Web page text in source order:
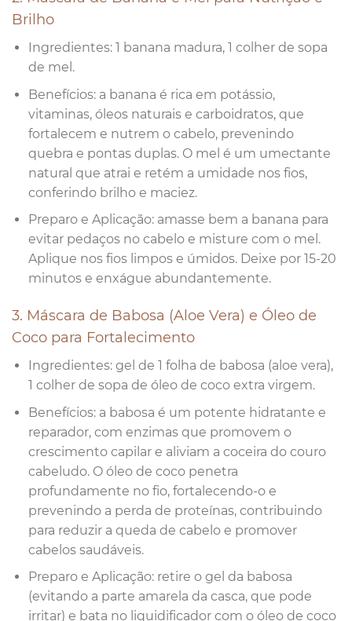
Brilho
Ingredientes: 1 banana madura, 1 colher de sopa
de mel.
Benefícios: a banana é rica em potássio,
vitaminas, óleos naturais e carboidratos, que
fortalecem e nutrem o cabelo, prevenindo
quebra e pontas duplas. O mel é um umectante
natural que atrai e retém a umidade nos fios,
conferindo brilho e maciez.
Preparo e Aplicação: amasse bem a banana para
evitar pedaços no cabelo e misture com o mel.
Aplique nos fios limpos e úmidos. Deixe por 15-20
minutos e enxágue abundantemente.
3. Máscara de Babosa (Aloe Vera) e Óleo de
Coco para Fortalecimento
Ingredientes: gel de 1 folha de babosa (aloe vera),
1 colher de sopa de óleo de coco extra virgem.
Benefícios: a babosa é um potente hidratante e
reparador, com enzimas que promovem o
crescimento capilar e aliviam a coceira do couro
cabeludo. O óleo de coco penetra
profundamente no fio, fortalecendo-o e
prevenindo a perda de proteínas, contribuindo
para reduzir a queda de cabelo e promover
cabelos saudáveis.
Preparo e Aplicação: retire o gel da babosa
(evitando a parte amarela da casca, que pode
irritar) e bata no liquidificador com o óleo de coco